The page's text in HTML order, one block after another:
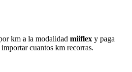
km a la modalidad miiflex y paga
cuantos km recorras.